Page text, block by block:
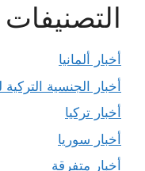
التصنيفات
أخبار ألمانيا
أخبار الجنسية
أخبار تركيا
أخبار سوريا
أخبار متفرقة